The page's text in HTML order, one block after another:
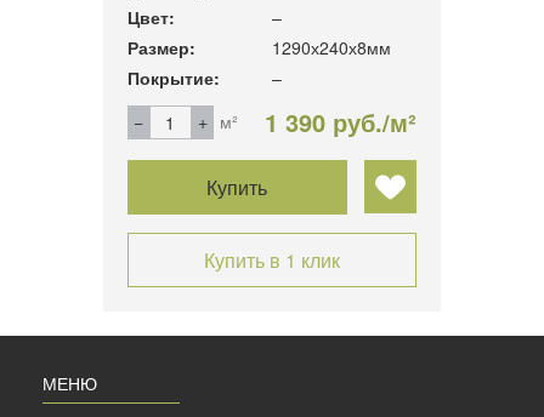
Цвет:
–
Размер:
1290х240х8мм
Покрытие:
–
м²
1 390 руб./м²
Купить
Купить в 1 клик
МЕНЮ